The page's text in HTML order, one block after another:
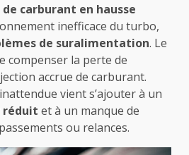
carburant en hausse
inefficace du turbo,
de suralimentation. Le
compenser la perte de
accrue de carburant.
vient s’ajouter à un
réduit et à un manque de
ou relances.